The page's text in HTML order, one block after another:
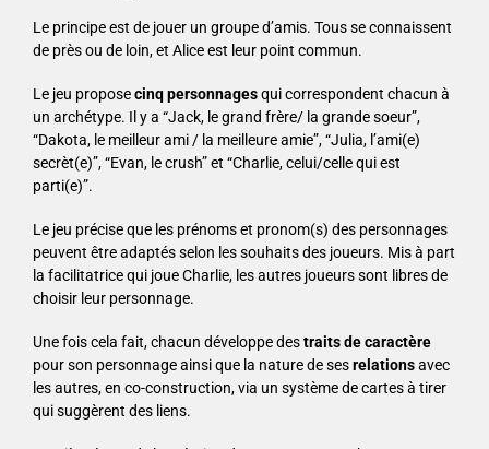
Le principe est de jouer un groupe d’amis. Tous se connaissent
de près ou de loin, et Alice est leur point commun.
Le jeu proposecinq personnagesqui correspondent chacun à
un archétype. Il y a “Jack, le grand frère/ la grande soeur”,
“Dakota, le meilleur ami / la meilleure amie”, “Julia, l’ami(e)
secrèt(e)”, “Evan, le crush” et “Charlie, celui/celle qui est
parti(e)”.
Le jeu précise que les prénoms et pronom(s) des personnages
peuvent être adaptés selon les souhaits des joueurs. Mis à part
la facilitatrice qui joue Charlie, les autres joueurs sont libres de
choisir leur personnage.
Une fois cela fait, chacun développe destraits de caractère
pour son personnage ainsi que la nature de sesrelationsavec
les autres, en co-construction, via un système de cartes à tirer
qui suggèrent des liens.